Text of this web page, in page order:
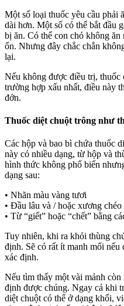
Một số loại thuốc yêu cầu phải
dài hơn. Một số có thể bắt đầu
bị ăn. Có thể con chó không
ổn. Nhưng đây chắc chắn
lại.
Nếu không được điều trị, thuốc
trường hợp xấu nhất, điều này
đớn.
Thuốc diệt chuột trông như
Các hộp và bao bì chứa thuốc
này có nhiều dạng, từ hộp và
hình thức không phổ biến
dạng sau:
• Nhãn màu vàng tươi
• Đầu lâu và / hoặc xương chéo
• Từ “giết” hoặc “chết” bằng
Tuy nhiên, khi ra khỏi thùng
định. Sẽ có rất ít manh mối
xác định.
Nếu tìm thấy một vài mảnh
định được chúng. Ngay cả khi
diệt chuột có thể ở dạng khối,